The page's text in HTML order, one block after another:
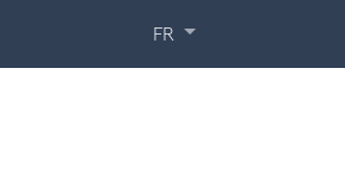
Contact
FR